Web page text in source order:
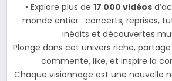
• Explore plus de 17 000 vidéos
monde entier : concerts, reprises,
inédits et découvertes
Plonge dans cet univers riche,
commente, like, et inspire la
Chaque visionnage est une nouvelle